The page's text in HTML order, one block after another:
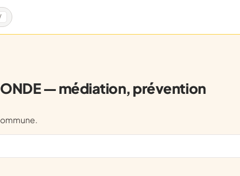
— médiation, prévention